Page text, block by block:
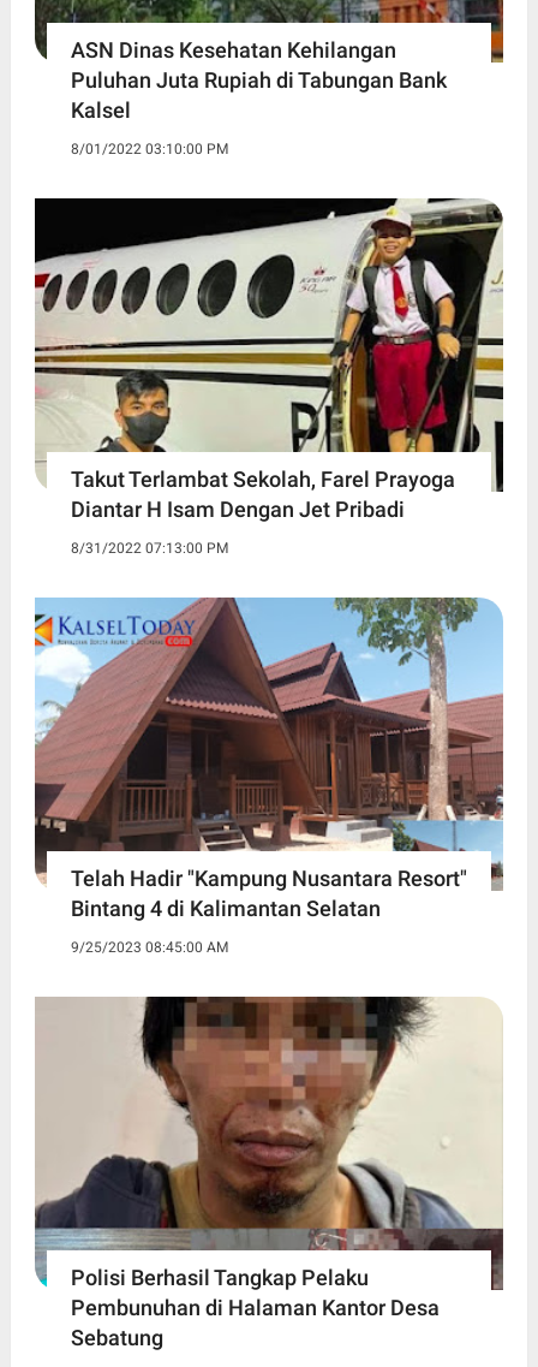
ASN Dinas Kesehatan Kehilangan
Puluhan Juta Rupiah di Tabungan Bank
Kalsel
8/01/2022 03:10:00 PM
Takut Terlambat Sekolah, Farel Prayoga
Diantar H Isam Dengan Jet Pribadi
8/31/2022 07:13:00 PM
Telah Hadir "Kampung Nusantara Resort"
Bintang 4 di Kalimantan Selatan
9/25/2023 08:45:00 AM
Polisi Berhasil Tangkap Pelaku
Pembunuhan di Halaman Kantor Desa
Sebatung